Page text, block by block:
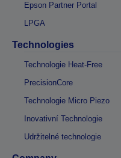
Epson Partner Portal
LPGA
Technologies
Technologie Heat-Free
PrecisionCore
Technologie Micro Piezo
Inovativní Technologie
Udržitelné technologie